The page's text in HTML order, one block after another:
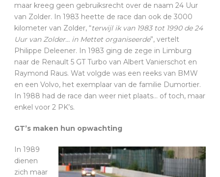
maar kreeg geen gebruiksrecht over de naam 24 Uur
van Zolder. In 1983 heette de race dan ook de 3000
kilometer van Zolder, “terwijl ik van 1983 tot 1990 de 24
Uur van Zolder… in Mettet organiseerde”, vertelt
Philippe Deleener. In 1983 ging de zege in Limburg
naar de Renault 5 GT Turbo van Albert Vanierschot en
Raymond Raus. Wat volgde was een reeks van BMW
en een Volvo, het exemplaar van de familie Dumortier.
In 1988 had de race dan weer niet plaats… of toch, maar
enkel voor 2 PK’s.
GT’s maken hun opwachting
In 1989
dienen
zich maar